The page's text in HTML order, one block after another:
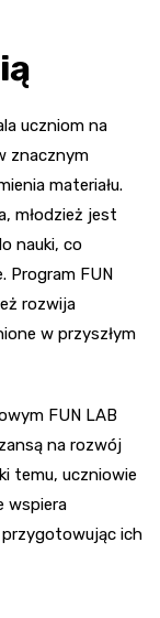
uczniom na
znacznym
materiału.
młodzież jest
nauki, co
Program FUN
rozwija
w przyszłym
FUN LAB
na rozwój
temu, uczniowie
wspiera
przygotowując ich